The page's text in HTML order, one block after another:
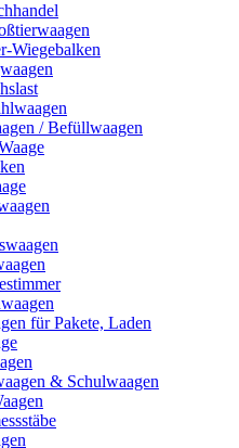
Wiegebalken
/ Befüllwaagen
für Pakete, Laden
& Schulwaagen